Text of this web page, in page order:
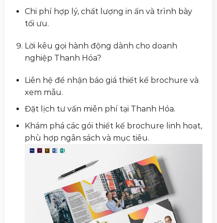
Chi phí hợp lý, chất lượng in ấn và trình bày
tối ưu.
Lời kêu gọi hành động dành cho doanh
nghiệp Thanh Hóa?
Liên hệ để nhận báo giá thiết kế brochure và
xem mẫu.
Đặt lịch tư vấn miễn phí tại Thanh Hóa.
Khám phá các gói thiết kế brochure linh hoạt,
phù hợp ngân sách và mục tiêu.